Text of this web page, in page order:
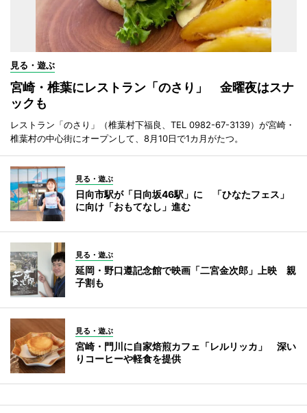
見る・遊ぶ
宮崎・椎葉にレストラン「のさり」 金曜夜はスナ
ックも
レストラン「のさり」（椎葉村下福良、TEL 0982-67-3139）が宮崎・
椎葉村の中心街にオープンして、8月10日で1カ月がたつ。
見る・遊ぶ
日向市駅が「日向坂46駅」に 「ひなたフェス」
に向け「おもてなし」進む
見る・遊ぶ
延岡・野口遵記念館で映画「二宮金次郎」上映 親
子割も
見る・遊ぶ
宮崎・門川に自家焙煎カフェ「レルリッカ」 深い
りコーヒーや軽食を提供